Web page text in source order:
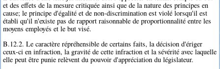
et des effets de la mesure critiquée ainsi que de la nature des principes en
cause; le principe d'égalité et de non-discrimination est violé lorsqu'il est
établi qu'il n'existe pas de rapport raisonnable de proportionnalité entre les
moyens employés et le but visé.
B.12.2. Le caractère répréhensible de certains faits, la décision d'ériger
ceux-ci en infraction, la gravité de cette infraction et la sévérité avec laquelle
elle peut être punie relèvent du pouvoir d'appréciation du législateur.